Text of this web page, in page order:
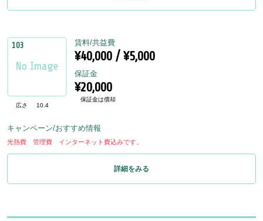
103
広さ 10.4
賃料/共益費
¥40,000 / ¥5,000
保証金
¥20,000
保証金は償却
キャンペーン/おすすめ情報
光熱費 管理費 インターネット費込みです。
詳細をみる